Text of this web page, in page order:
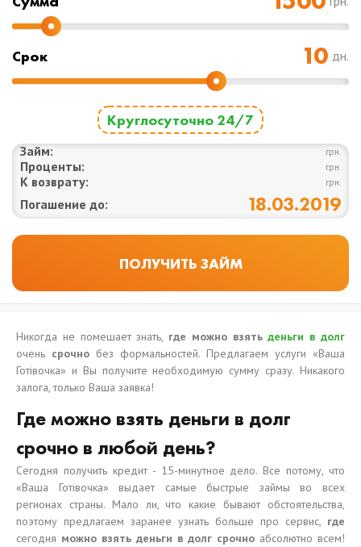
Срок дн.
Круглосуточно 24/7
Займ: грн.
Проценты: грн.
К возврату: грн.
Погашение до: 18.03.2019
Никогда не помешает знать, где можно взятьденьги в долг
очень срочно без формальностей. Предлагаем услуги «Ваша
Готівочка» и Вы получите необходимую сумму сразу. Никакого
залога, только Ваша заявка!
Где можно взять деньги в долг
срочно в любой день?
Сегодня получить кредит - 15-минутное дело. Все потому, что
«Ваша Готівочка» выдает самые быстрые займы во всех
регионах страны. Мало ли, что какие бывают обстоятельства,
поэтому предлагаем заранее узнать больше про сервис, где
сегодня можно взять деньги в долг срочно абсолютно всем!